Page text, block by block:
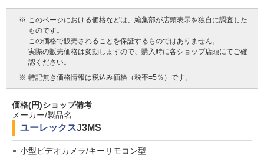
※ このページにおける価格などは、編集部が店頭表示を独自に調査した
ものです。
この価格で販売されることを保証するものではありません。
実際の販売価格は変動しますので、購入時に各ショップ店頭にてご確
認ください。
※ 特記無き価格情報は税込み価格（税率=5％）です。
価格(円)ショップ備考
メーカー/製品名
ユーレックスJ3MS
小型ビデオカメラ/キーリモコン型